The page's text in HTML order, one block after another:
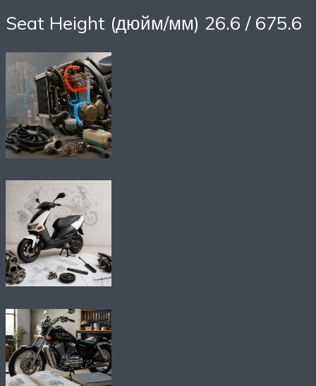
Seat Height (дюйм/мм) 26.6 / 675.6